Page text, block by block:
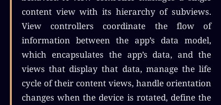
content view with its hierarchy of subviews.
View controllers coordinate the flow of
information between the app’s data model,
which encapsulates the app’s data, and the
views that display that data, manage the life
cycle of their content views, handle orientation
changes when the device is rotated, define the